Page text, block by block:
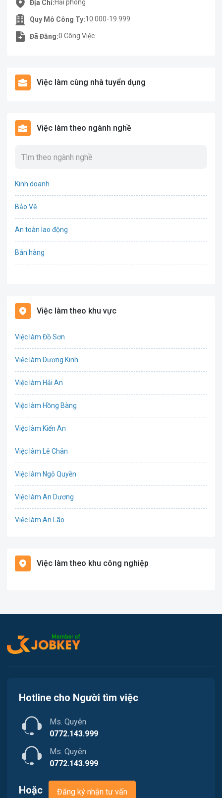
Địa Chỉ:Hải phòng
Quy Mô Công Ty:10.000-19.999
Đã Đăng:0 Công Việc.
Việc làm cùng nhà tuyển dụng
Việc làm theo ngành nghề
Kinh doanh
Bảo Vệ
An toàn lao động
Bán hàng
Biên phiên dịch
Văn Phòng
Lao Động Phổ Thông
Nhà hàng / Khách sạn
Nhân sự
Việc làm theo khu vực
Việc làm Đồ Sơn
Việc làm Dương Kinh
Việc làm Hải An
Việc làm Hồng Bàng
Việc làm Kiến An
Việc làm Lê Chân
Việc làm Ngô Quyền
Việc làm An Dương
Việc làm An Lão
Việc làm Cát Hải
Việc làm Tiên Lãng
Việc làm Hòa Bình
Việc làm Nam Triệu
Việc làm Bạch Đằng
Việc làm Lê Ích Mộc
Việc làm theo khu công nghiệp
Hotline cho Người tìm việc
Ms. Quyên
0772.143.999
Ms. Quyên
0772.143.999
Hoặc Đăng ký nhận tư vấn